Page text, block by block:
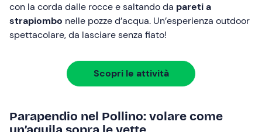
con la corda dalle rocce e saltando da pareti a
strapiombo nelle pozze d’acqua. Un’esperienza outdoor
spettacolare, da lasciare senza fiato!
Scopri le attività
Parapendio nel Pollino: volare come